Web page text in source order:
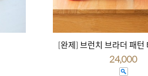
[완제] 브런치 브라더 패턴
24,000